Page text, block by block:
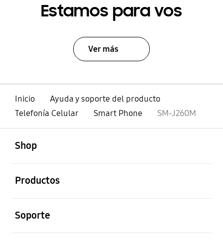
Estamos para vos
Ver más
Inicio
Ayuda y soporte del producto
Telefonía Celular
Smart Phone SM-J260M
Shop
Productos
Soporte